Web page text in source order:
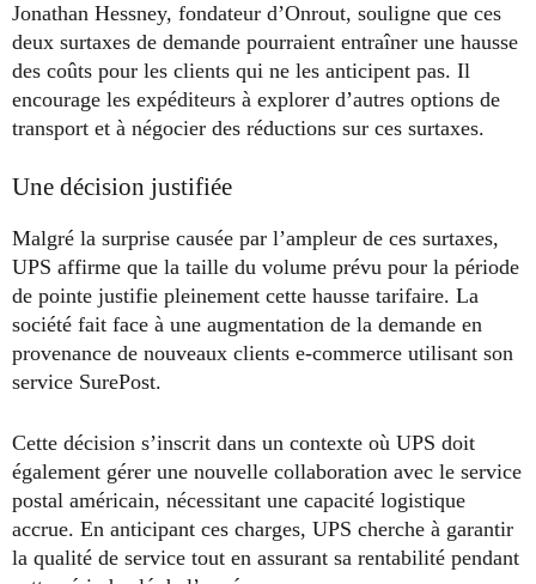
Jonathan Hessney, fondateur d’Onrout, souligne que ces
deux surtaxes de demande pourraient entraîner une hausse
des coûts pour les clients qui ne les anticipent pas. Il
encourage les expéditeurs à explorer d’autres options de
transport et à négocier des réductions sur ces surtaxes.
Une décision justifiée
Malgré la surprise causée par l’ampleur de ces surtaxes,
UPS affirme que la taille du volume prévu pour la période
de pointe justifie pleinement cette hausse tarifaire. La
société fait face à une augmentation de la demande en
provenance de nouveaux clients e-commerce utilisant son
service SurePost.
Cette décision s’inscrit dans un contexte où UPS doit
également gérer une nouvelle collaboration avec le service
postal américain, nécessitant une capacité logistique
accrue. En anticipant ces charges, UPS cherche à garantir
la qualité de service tout en assurant sa rentabilité pendant